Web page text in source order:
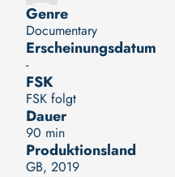
Genre
Documentary
Erscheinungsdatum
-
FSK
FSK folgt
Dauer
90 min
Produktionsland
GB, 2019